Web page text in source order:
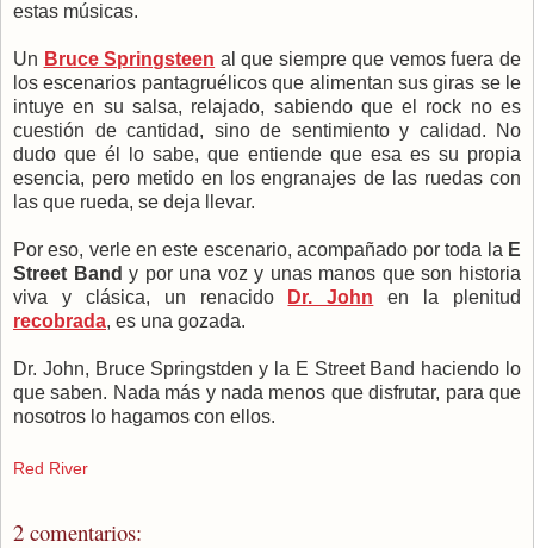
estas músicas.
Un Bruce Springsteen al que siempre que vemos fuera de
los escenarios pantagruélicos que alimentan sus giras se le
intuye en su salsa, relajado, sabiendo que el rock no es
cuestión de cantidad, sino de sentimiento y calidad. No
dudo que él lo sabe, que entiende que esa es su propia
esencia, pero metido en los engranajes de las ruedas con
las que rueda, se deja llevar.
Por eso, verle en este escenario, acompañado por toda la E
Street Band y por una voz y unas manos que son historia
viva y clásica, un renacido
Dr. John en la plenitud
recobrada, es una gozada.
Dr. John, Bruce Springstden y la E Street Band haciendo lo
que saben. Nada más y nada menos que disfrutar, para que
nosotros lo hagamos con ellos.
Red River
2 comentarios: